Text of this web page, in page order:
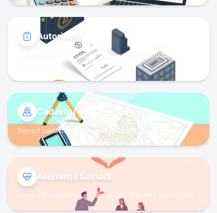
Autorizații
Autorizații comerciale, funcționare și alte aprobări
Cadastru
Servicii cadastrale și evidență proprietăți
Asistență Socială
Servicii de asistență socială și suport pentru comunitate